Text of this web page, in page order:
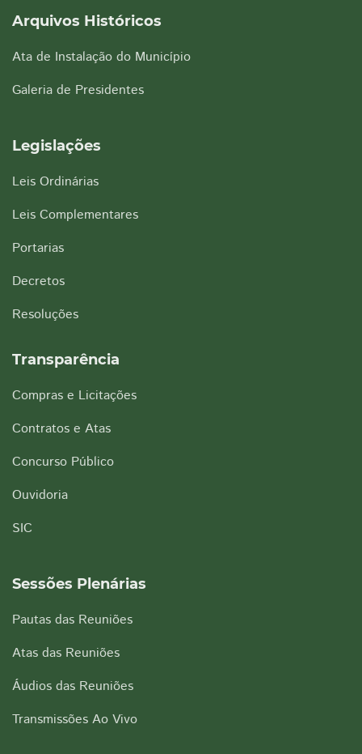
Arquivos Históricos
Ata de Instalação do Município
Galeria de Presidentes
Legislações
Leis Ordinárias
Leis Complementares
Portarias
Decretos
Resoluções
Transparência
Compras e Licitações
Contratos e Atas
Concurso Público
Ouvidoria
SIC
Sessões Plenárias
Pautas das Reuniões
Atas das Reuniões
Áudios das Reuniões
Transmissões Ao Vivo